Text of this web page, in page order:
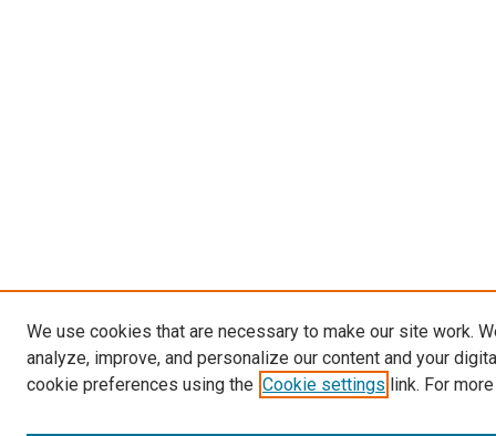
We use cookies that are necessary to make our site work.
analyze, improve, and personalize our content and your
cookie preferences using the Cookie settings link. For